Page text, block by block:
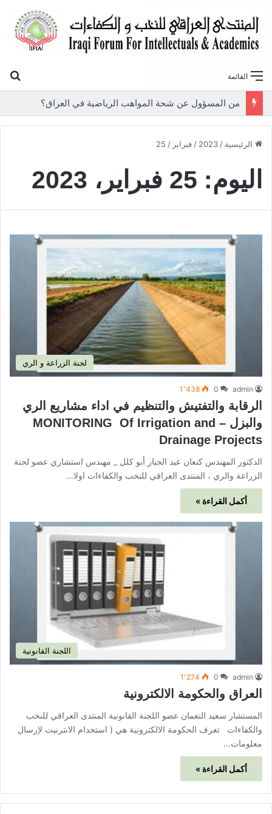
القائمة
من المسؤول عن شحة المواهب الرياضية في العراق؟
الرئيسية /
2023
/ فبراير /
25
اليوم: 25 فبراير، 2023
لجنة الزراعة و الري
admin
0 1٬438
الرقابة والتفتيش والتنظيم في اداء مشاريع الري
والبزل – MONITORING Of Irrigation and
Drainage Projects
الدكتور المهندس كنعان عبد الجبار أبو كلل _ مهندس استشاري عضو لجنة
الزراعة والري ، المنتدى العراقي للنخب والكفاءات اولا…
أكمل القراءة »
اللجنة القانونية
admin
0 1٬274
العراق والحكومة الالكترونية
المستشار سعيد النعمان عضو اللجنة القانونية المنتدى العراقي للنخب
والكفاءات تعرف الحكومة الالكترونية هي ( استخدام الانترنيت لإرسال
معلومات…
أكمل القراءة »